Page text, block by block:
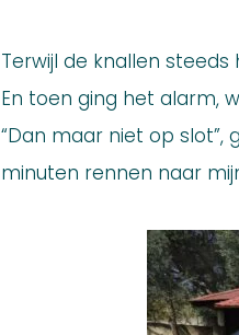
Terwijl de knallen
En toen ging het alarm,
“Dan maar niet op slot”,
minuten rennen naar